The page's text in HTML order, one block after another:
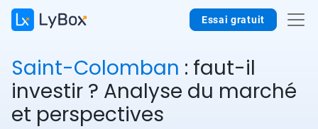
Essai gratuit
Saint-Colomban : faut-il
investir ? Analyse du marché
et perspectives